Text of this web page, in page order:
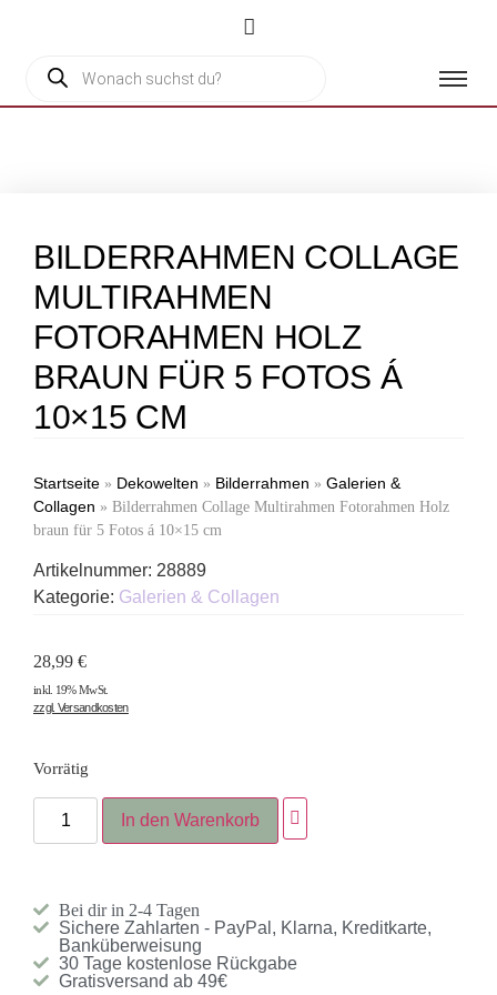
BILDERRAHMEN COLLAGE
MULTIRAHMEN
FOTORAHMEN HOLZ
BRAUN FÜR 5 FOTOS Á
10×15 CM
Startseite » Dekowelten » Bilderrahmen » Galerien &
Collagen » Bilderrahmen Collage Multirahmen Fotorahmen Holz
braun für 5 Fotos á 10×15 cm
Artikelnummer: 28889
Kategorie: Galerien & Collagen
28,99 €
inkl. 19% MwSt.
zzgl. Versandkosten
Vorrätig
In den Warenkorb
Bei dir in 2-4 Tagen
Sichere Zahlarten - PayPal, Klarna, Kreditkarte,
Banküberweisung
30 Tage kostenlose Rückgabe
Gratisversand ab 49€